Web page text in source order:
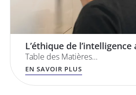
L’éthique de
Table des Matières…
EN SAVOIR PLUS